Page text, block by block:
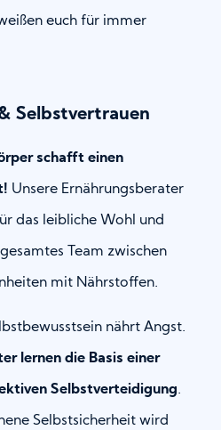
euch für immer
Selbstvertrauen
schafft einen
Unsere Ernährungsberater
das leibliche Wohl und
Team zwischen
mit Nährstoffen.
nährt Angst.
lernen die Basis einer
Selbstverteidigung.
Selbstsicherheit wird